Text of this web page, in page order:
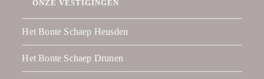
ONZE VESTIGINGEN
Het Bonte Schaep Heusden
Het Bonte Schaep Drunen